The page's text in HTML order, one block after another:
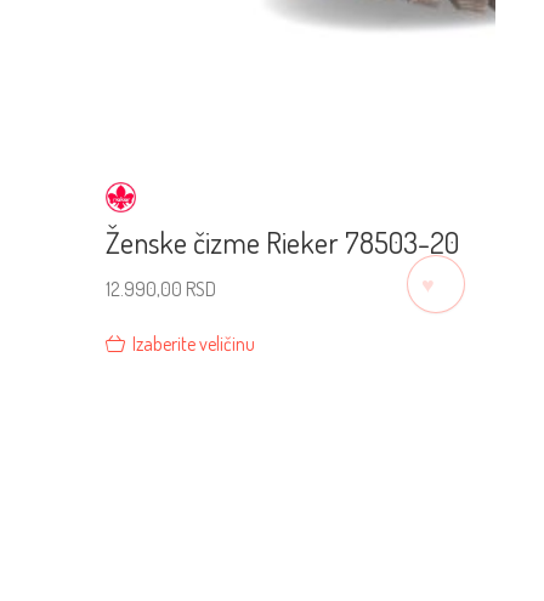
Ženske čizme Rieker 78503-20
12.990,00 RSD
Izaberite veličinu